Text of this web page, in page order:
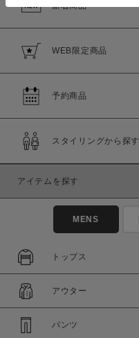
通常商品
新着商品
WEB限定商品
予約商品
スタイリングから探す
アイテムを探す
MENS
トップス
アウター
パンツ